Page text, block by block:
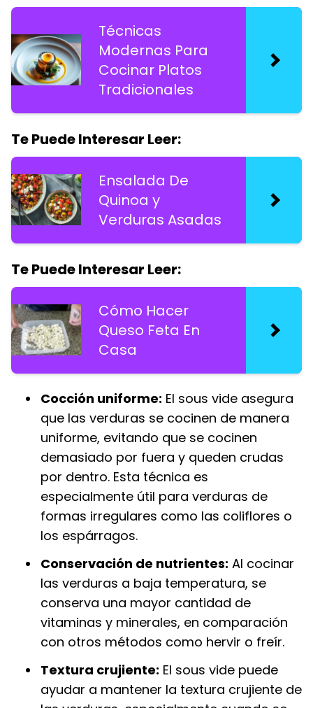
Técnicas
Modernas Para
Cocinar Platos
Tradicionales
Te Puede Interesar Leer:
Ensalada De
Quinoa y
Verduras Asadas
Te Puede Interesar Leer:
Cómo Hacer
Queso Feta En
Casa
Cocción uniforme: El sous vide asegura
que las verduras se cocinen de manera
uniforme, evitando que se cocinen
demasiado por fuera y queden crudas
por dentro. Esta técnica es
especialmente útil para verduras de
formas irregulares como las coliflores o
los espárragos.
Conservación de nutrientes: Al cocinar
las verduras a baja temperatura, se
conserva una mayor cantidad de
vitaminas y minerales, en comparación
con otros métodos como hervir o freír.
Textura crujiente: El sous vide puede
ayudar a mantener la textura crujiente de